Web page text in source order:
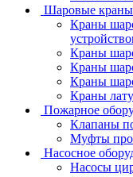
Шаровые краны
Краны
Краны
Краны
Краны
Краны
Пожарное
Клапаны
Муфты
Насосное
Насосы